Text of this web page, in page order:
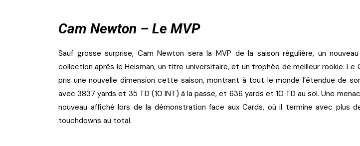
Cam Newton – Le MVP
Sauf grosse surprise, Cam Newton sera la MVP de la saison régulière, un
collection après le Heisman, un titre universitaire, et un trophée de meilleur rookie. Le
pris une nouvelle dimension cette saison, montrant à tout le monde l’étendue de
avec 3837 yards et 35 TD (10 INT) à la passe, et 636 yards et 10 TD au sol. Une
nouveau affiché lors de la démonstration face aux Cards, où il termine avec plus
touchdowns au total.